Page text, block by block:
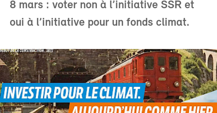
8 mars : voter non à l’initiative SSR et
oui à l’initiative pour un fonds climat.